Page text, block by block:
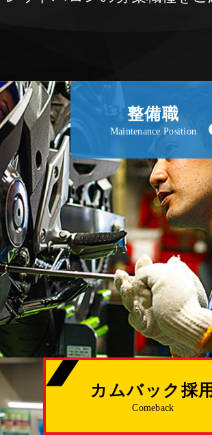
整備職
Maintenance Position
カムバック採用
Comeback